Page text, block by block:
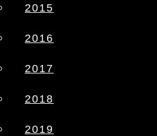
2015
2016
2017
2018
2019